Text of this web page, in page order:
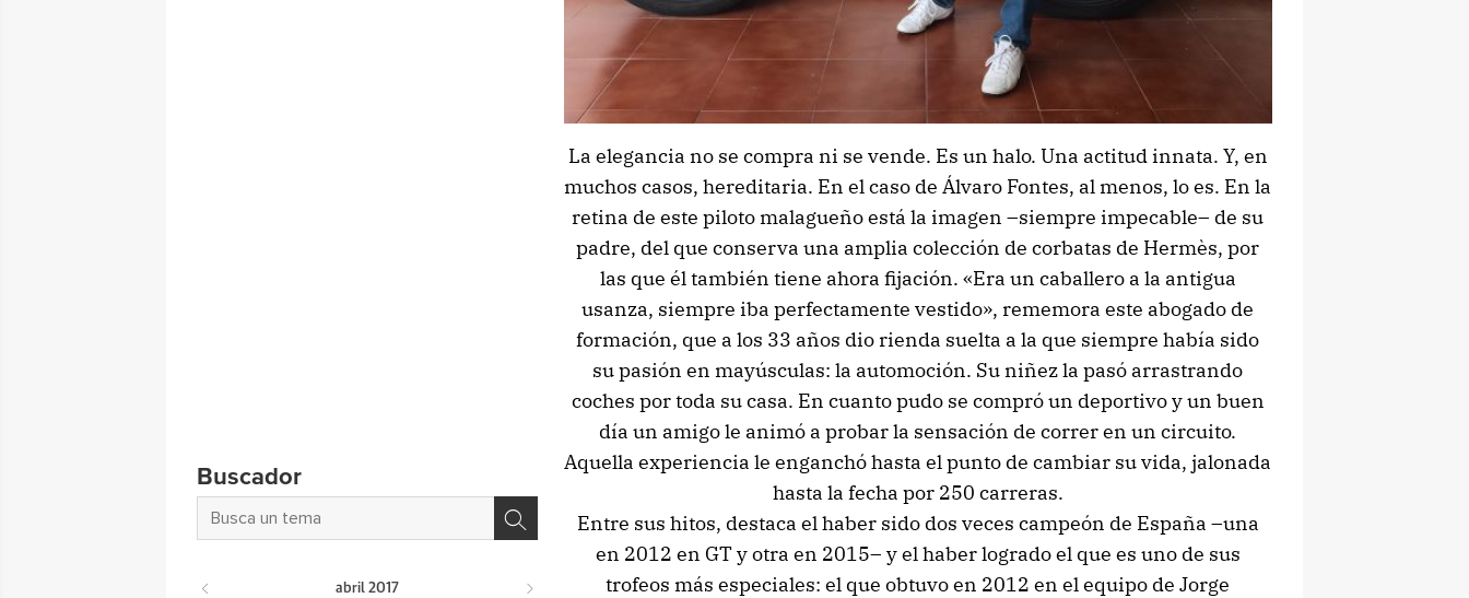
La elegancia no se compra ni se vende. Es un halo. Una actitud innata. Y, en
muchos casos, hereditaria. En el caso de Álvaro Fontes, al menos, lo es. En la
retina de este piloto malagueño está la imagen –siempre impecable– de su
padre, del que conserva una amplia colección de corbatas de Hermès, por
las que él también tiene ahora fijación. «Era un caballero a la antigua
usanza, siempre iba perfectamente vestido», rememora este abogado de
formación, que a los 33 años dio rienda suelta a la que siempre había sido
su pasión en mayúsculas: la automoción. Su niñez la pasó arrastrando
coches por toda su casa. En cuanto pudo se compró un deportivo y un buen
día un amigo le animó a probar la sensación de correr en un circuito.
Aquella experiencia le enganchó hasta el punto de cambiar su vida, jalonada
hasta la fecha por 250 carreras.
Entre sus hitos, destaca el haber sido dos veces campeón de España –una
en 2012 en GT y otra en 2015– y el haber logrado el que es uno de sus
trofeos más especiales: el que obtuvo en 2012 en el equipo de Jorge
Buscador
abril 2017